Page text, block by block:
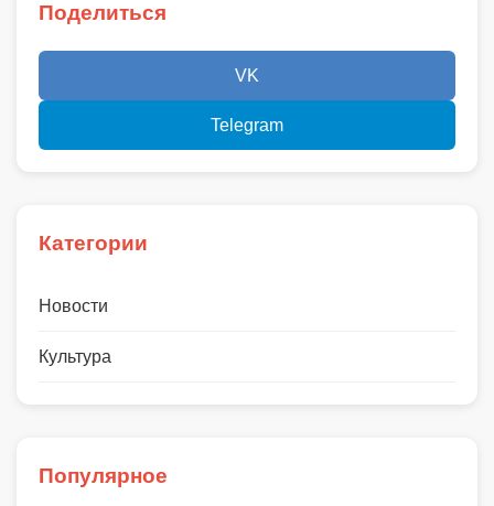
Поделиться
VK
Telegram
Категории
Новости
Культура
Популярное